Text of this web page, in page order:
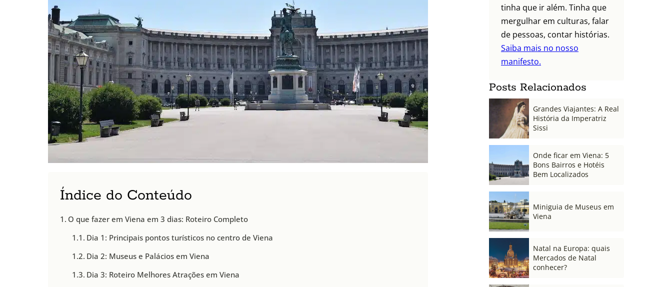
Índice do Conteúdo
O que fazer em Viena em 3 dias: Roteiro Completo
Dia 1: Principais pontos turísticos no centro de Viena
Dia 2: Museus e Palácios em Viena
Dia 3: Roteiro Melhores Atrações em Viena
tinha que ir além. Tinha que
mergulhar em culturas, falar
de pessoas, contar histórias.
Saiba mais no nosso
manifesto.
Posts Relacionados
Grandes Viajantes: A Real
História da Imperatriz
Sissi
Onde ficar em Viena: 5
Bons Bairros e Hotéis
Bem Localizados
Miniguia de Museus em
Viena
Natal na Europa: quais
Mercados de Natal
conhecer?